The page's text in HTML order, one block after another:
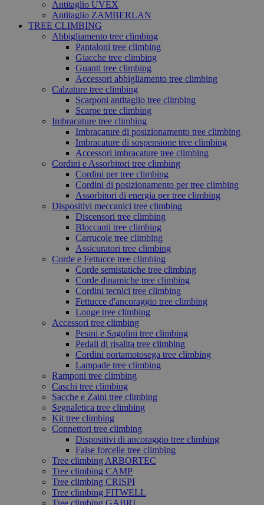
Antitaglio UVEX
Antitaglio ZAMBERLAN
TREE CLIMBING
Abbigliamento tree climbing
Pantaloni tree climbing
Giacche tree climbing
Guanti tree climbing
Accessori abbigliamento tree climbing
Calzature tree climbing
Scarponi antitaglio tree climbing
Scarpe tree climbing
Imbracature tree climbing
Imbracature di posizionamento tree climbing
Imbracature di sospensione tree climbing
Accessori imbracature tree climbing
Cordini e Assorbitori tree climbing
Cordini per tree climbing
Cordini di posizionamento per tree climbing
Assorbitori di energia per tree climbing
Dispositivi meccanici tree climbing
Discensori tree climbing
Bloccanti tree climbing
Carrucole tree climbing
Assicuratori tree climbing
Corde e Fettucce tree climbing
Corde semistatiche tree climbing
Corde dinamiche tree climbing
Cordini tecnici tree climbing
Fettucce d'ancoraggio tree climbing
Longe tree climbing
Accessori tree climbing
Pesini e Sagolini tree climbing
Pedali di risalita tree climbing
Cordini portamotosega tree climbing
Lampade tree climbing
Ramponi tree climbing
Caschi tree climbing
Sacche e Zaini tree climbing
Segnaletica tree climbing
Kit tree climbing
Connettori tree climbing
Dispositivi di ancoraggio tree climbing
False forcelle tree climbing
Tree climbing ARBORTEC
Tree climbing CAMP
Tree climbing CRISPI
Tree climbing FITWELL